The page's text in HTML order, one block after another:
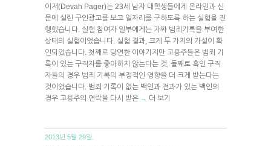
이저(Devah Pager)는 23세 남자 대학생들에게 온라인과 신
문에 실린 구인광고를 보고 일자리를 구하도록 하는 실험을 진
행했습니다. 실험 참여자 일부에게는 가짜 범죄기록을 부여한
상태의 실험이었습니다. 실험 결과, 크게 두 가지의 가설이 확
인되었습니다. 첫째로 당연한 이야기지만 고용주들은 범죄 기
록이 있는 구직자를 좋아하지 않는다는 것, 둘째로 흑인 구직
자들의 경우 범죄 기록의 부정적인 영향을 더 크게 받는다는
것이었습니다. 범죄 기록이 없는 백인과 전과가 있는 백인의
경우 고용주의 연락을 다시 받은 → 더 보기
2013년 5월 29일.